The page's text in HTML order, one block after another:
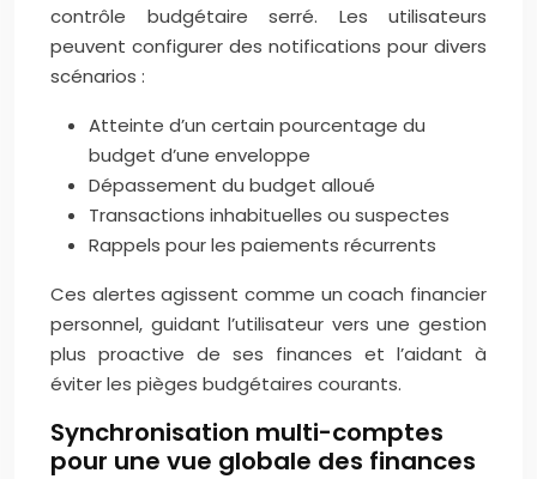
contrôle budgétaire serré. Les utilisateurs
peuvent configurer des notifications pour divers
scénarios :
Atteinte d’un certain pourcentage du
budget d’une enveloppe
Dépassement du budget alloué
Transactions inhabituelles ou suspectes
Rappels pour les paiements récurrents
Ces alertes agissent comme un coach financier
personnel, guidant l’utilisateur vers une gestion
plus proactive de ses finances et l’aidant à
éviter les pièges budgétaires courants.
Synchronisation multi-comptes
pour une vue globale des finances